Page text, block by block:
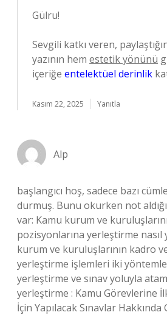
Gülru!
Sevgili katkı veren,
yazının hem estetik yönünü
içeriğe entelektüel derinlik
Kasım 22, 2025 Yanıtla
Alp
başlangıcı hoş, sadece bazı
durmuş. Bunu okurken not
var: Kamu kurum ve
pozisyonlarına yerleştirme nasıl
kurum ve kuruluşlarının kadro
yerleştirme işlemleri iki yöntemle
yerleştirme ve sınav yoluyla
yerleştirme : Kamu Görevlerine
İçin Yapılacak Sınavlar